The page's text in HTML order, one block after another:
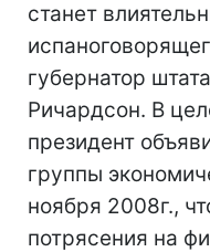
станет
губернатор
Ричардсон. В
президент
группы
ноября 2008г.,
потрясения на